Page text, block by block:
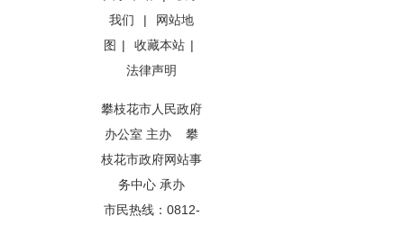
我们
|
网站地
图 | 收藏本站 |
法律声明
攀枝花市人民政府
办公室 主办 攀
枝花市政府网站事
务中心 承办
市民热线：0812-